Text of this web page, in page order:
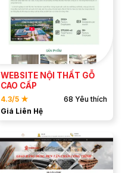
XEM DEMO
WEBSITE NỘI THẤT GỖ
CAO CẤP
4.3/5 ★
68 Yêu thích
Giá Liên Hệ